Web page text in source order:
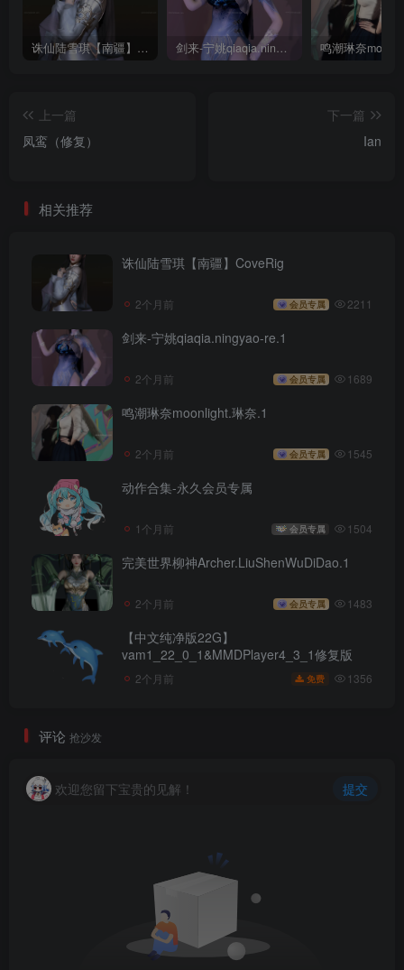
诛仙陆雪琪【南疆】CoveRig 剑来-宁姚qiaqia.ningyao-re.1
上一篇
凤鸾（修复）
下一篇
Ian
相关推荐
诛仙陆雪琪【南疆】CoveRig
2个月前 会员专属 2211
剑来-宁姚qiaqia.ningyao-re.1
2个月前 会员专属 1689
鸣潮琳奈moonlight.琳奈.1
2个月前 会员专属 1545
动作合集-永久会员专属
1个月前 会员专属 1504
完美世界柳神Archer.LiuShenWuDiDao.1
2个月前 会员专属 1483
【中文纯净版22G】
vam1_22_0_1&MMDPlayer4_3_1修复版
2个月前 免费 1356
评论 抢沙发
欢迎您留下宝贵的见解！ 提交